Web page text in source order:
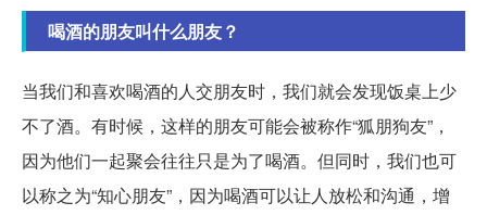
喝酒的朋友叫什么朋友？
当我们和喜欢喝酒的人交朋友时，我们就会发现饭桌上少
不了酒。有时候，这样的朋友可能会被称作“狐朋狗友”，
因为他们一起聚会往往只是为了喝酒。但同时，我们也可
以称之为“知心朋友”，因为喝酒可以让人放松和沟通，增